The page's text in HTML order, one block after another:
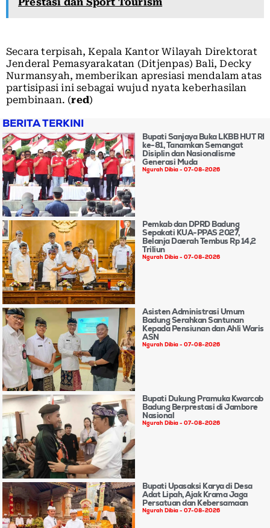
Prestasi dan Sport Tourism
Secara terpisah, Kepala Kantor Wilayah Direktorat
Jenderal Pemasyarakatan (Ditjenpas) Bali, Decky
Nurmansyah, memberikan apresiasi mendalam atas
partisipasi ini sebagai wujud nyata keberhasilan
pembinaan. (red)
BERITA TERKINI
Bupati Sanjaya Buka LKBB HUT RI
ke-81, Tanamkan Semangat
Disiplin dan Nasionalisme
Generasi Muda
Ngurah Dibia 07-08-2026
Pemkab dan DPRD Badung
Sepakati KUA-PPAS 2027,
Belanja Daerah Tembus Rp 14,2
Triliun
Ngurah Dibia 07-08-2026
Asisten Administrasi Umum
Badung Serahkan Santunan
Kepada Pensiunan dan Ahli Waris
ASN
Ngurah Dibia 07-08-2026
Bupati Dukung Pramuka Kwarcab
Badung Berprestasi di Jambore
Nasional
Ngurah Dibia 07-08-2026
Bupati Upasaksi Karya di Desa
Adat Lipah, Ajak Krama Jaga
Persatuan dan Kebersamaan
Ngurah Dibia 07-08-2026